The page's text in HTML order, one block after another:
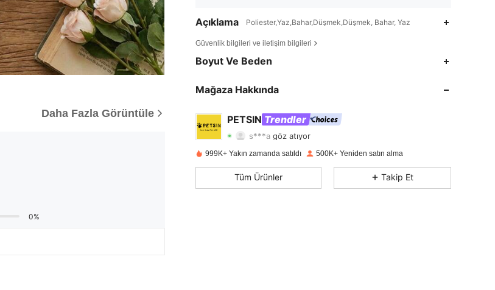
Daha Fazla Görüntüle
0%
Açıklama Poliester,Yaz,Bahar,Düşmek,Düşmek, Bahar, Yaz
Güvenlik bilgileri ve iletişim bilgileri
Boyut Ve Beden
Mağaza Hakkında
PETSIN Trendler
s***agöz atıyor
4,85 Derecelendirme
4,85 7.5K 217K
999K+ Yakın zamanda satıldı 500K+ Yeniden satın alma
Tüm Ürünler Takip Et